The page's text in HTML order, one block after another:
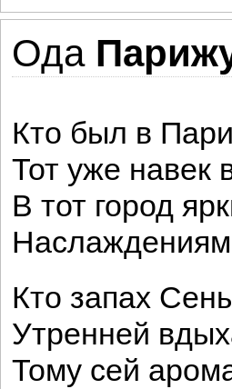
Ода
Кто был в
Тот уже навек
В тот город
Кто запах
Утренней
Тому сей